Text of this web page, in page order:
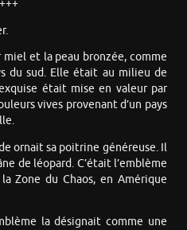
+++
et la peau bronzée, comme
du sud. Elle était au milieu de
était mise en valeur par
vives provenant d’un pays
ornait sa poitrine généreuse. Il
de léopard. C’était l’emblème
Zone du Chaos, en Amérique
la désignait comme une